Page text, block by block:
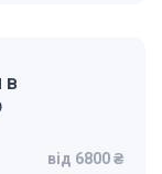
в
від 6800 ₴